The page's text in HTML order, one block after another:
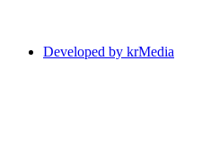
Developed by krMedia